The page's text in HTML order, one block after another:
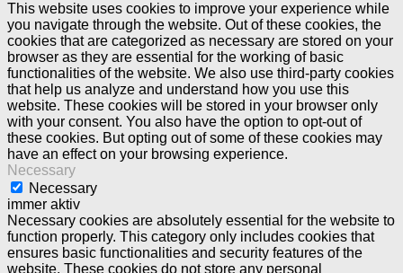
This website uses cookies to improve your experience while
you navigate through the website. Out of these cookies, the
cookies that are categorized as necessary are stored on your
browser as they are essential for the working of basic
functionalities of the website. We also use third-party cookies
that help us analyze and understand how you use this
website. These cookies will be stored in your browser only
with your consent. You also have the option to opt-out of
these cookies. But opting out of some of these cookies may
have an effect on your browsing experience.
Necessary
Necessary
immer aktiv
Necessary cookies are absolutely essential for the website to
function properly. This category only includes cookies that
ensures basic functionalities and security features of the
website. These cookies do not store any personal